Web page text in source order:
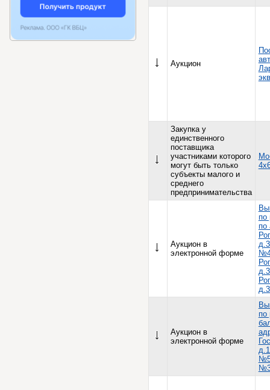
Аукцион
Закупка у
единственного
поставщика
участниками которого
могут быть только
субъекты малого и
среднего
предпринимательства
Аукцион в
электронной форме
по
по
Аукцион в
электронной форме
по